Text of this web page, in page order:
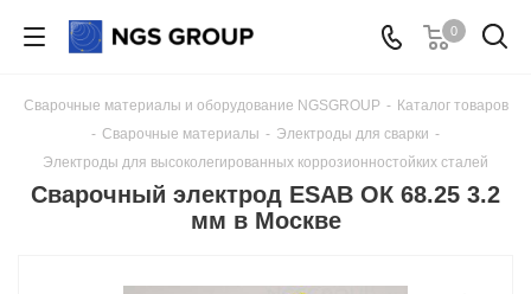
0
Сварочные материалы и оборудование NGSGROUP - Каталог товаров
- Сварочные материалы - Электроды для сварки -
Электроды для высоколегированных коррозионностойких сталей
Сварочный электрод ESAB ОК 68.25 3.2
мм в Москве